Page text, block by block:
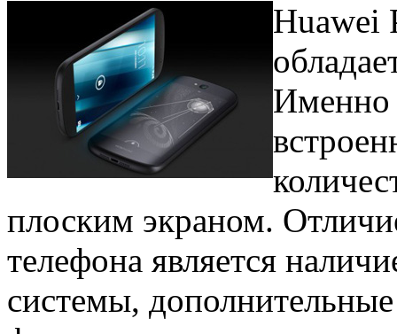
Huawei
Именно
плоским экраном.
телефона является
системы,